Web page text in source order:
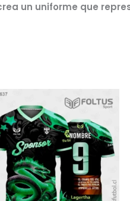
un uniforme que